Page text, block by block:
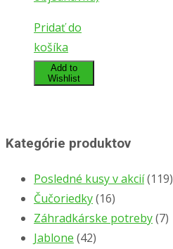
Pridať do
košíka
Add to
Wishlist
Kategórie produktov
Posledné kusy v akcií(119)
Čučoriedky(16)
Záhradkárske potreby(7)
Jablone (42)